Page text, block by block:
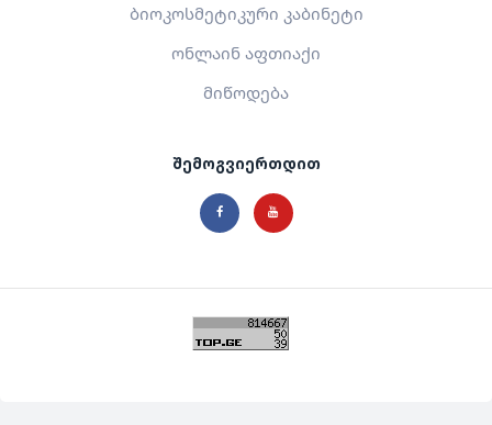
ბიოკოსმეტიკური კაბინეტი
ონლაინ აფთიაქი
მიწოდება
შემოგვიერთდით